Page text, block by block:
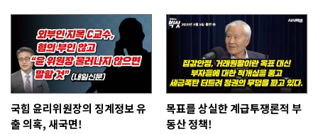
국힘 윤리위원장의 징계정보 유
출 의혹, 새국면!
목표를 상실한 계급투쟁론적 부
동산 정책!